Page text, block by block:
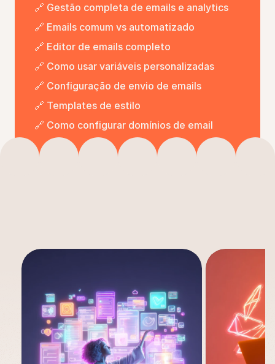
🔗 Gestão completa de emails e analytics
🔗 Emails comum vs automatizado
🔗 Editor de emails completo
🔗 Como usar variáveis personalizadas
🔗 Configuração de envio de emails
🔗 Templates de estilo
🔗 Como configurar domínios de email